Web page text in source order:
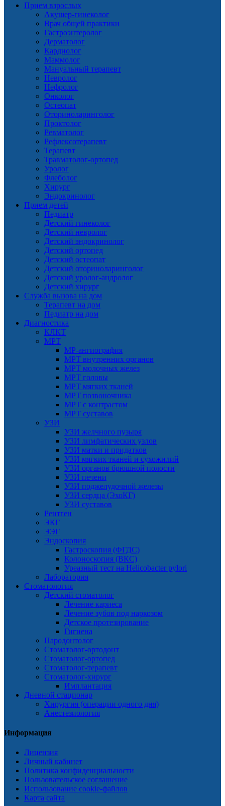
Прием взрослых
Акушер-гинеколог
Врач общей практики
Гастроэнтеролог
Дерматолог
Кардиолог
Маммолог
Мануальный терапевт
Невролог
Нефролог
Онколог
Остеопат
Оториноларинголог
Проктолог
Ревматолог
Рефлексотерапевт
Терапевт
Травматолог-ортопед
Уролог
Флеболог
Хирург
Эндокринолог
Прием детей
Педиатр
Детский гинеколог
Детский невролог
Детский эндокринолог
Детский ортопед
Детский остеопат
Детский оториноларинголог
Детский уролог-андролог
Детский хирург
Служба вызова на дом
Терапевт на дом
Педиатр на дом
Диагностика
КЛКТ
МРТ
МР-ангиография
МРТ внутренних органов
МРТ молочных желез
МРТ головы
МРТ мягких тканей
МРТ позвоночника
МРТ с контрастом
МРТ суставов
УЗИ
УЗИ желчного пузыря
УЗИ лимфатических узлов
УЗИ матки и придатков
УЗИ мягких тканей и сухожилий
УЗИ органов брюшной полости
УЗИ печени
УЗИ поджелудочной железы
УЗИ сердца (ЭхоКГ)
УЗИ суставов
Рентген
ЭКГ
ЭЭГ
Эндоскопия
Гастроскопия (ФГДС)
Колоноскопия (ВКС)
Уреазный тест на Helicobacter pylori
Лаборатория
Стоматология
Детский стоматолог
Лечение кариеса
Лечение зубов под наркозом
Детское протезирование
Гигиена
Пародонтолог
Стоматолог-ортодонт
Стоматолог-ортопед
Стоматолог-терапевт
Стоматолог-хирург
Имплантация
Дневной стационар
Хирургия (операции одного дня)
Анестезиология
Информация
Лицензия
Личный кабинет
Политика конфиденциальности
Пользовательское соглашение
Использование cookie-файлов
Карта сайта